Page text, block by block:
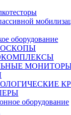
оборудование
оборудование